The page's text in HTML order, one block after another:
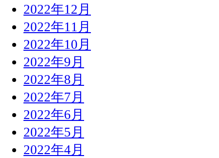
2022年12月
2022年11月
2022年10月
2022年9月
2022年8月
2022年7月
2022年6月
2022年5月
2022年4月